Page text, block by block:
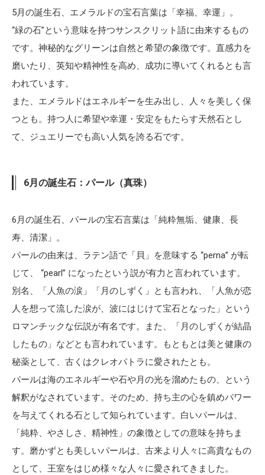
5月の誕生石、エメラルドの宝石言葉は「幸福、幸運」。
“緑の石”という意味を持つサンスクリット語に由来するもの
です。神秘的なグリーンは自然と希望の象徴です。直感力を
磨いたり、英知や精神性を高め、成功に導いてくれるとも言
われています。
また、エメラルドはエネルギーを生み出し、人々を美しく保
つとも。持つ人に希望や幸運・安定をもたらす天然石とし
て、ジュエリーでも高い人気を誇る石です。
6月の誕生石：パール（真珠）
6月の誕生石、パールの宝石言葉は「純粋無垢、健康、長
寿、清潔」。
パールの由来は、ラテン語で「貝」を意味する “perna” が転
じて、 “pearl” になったという説が有力と言われています。
別名、「人魚の涙」「月のしずく」とも言われ、「人魚が恋
人を想って流した涙が、波にはじけて宝石となった」という
ロマンチックな伝説が有名です。また、「月のしずくが結晶
したもの」などとも言われています。もともとは美と健康の
秘薬として、古くはクレオパトラに愛されたとも。
パールは海のエネルギーや石や月の光を溜めたもの、という
解釈がなされています。そのため、持ち主の心を鎮めパワー
を与えてくれる石として知られています。白いパールは、
「純粋、やさしさ、精神性」の象徴としての意味を持ちま
す。磨かずとも美しいパールは、古来より人々に高貴なもの
として、王室をはじめ様々な人々に愛されてきました。